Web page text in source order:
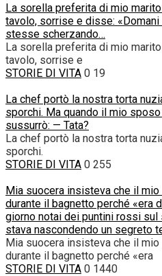
La sorella preferita di mio
tavolo, sorrise e disse:
stesse scherzando…
La sorella preferita di mio
tavolo, sorrise e
STORIE DI VITA 0 19
La chef portò la nostra torta
sporchi. Ma quando il mio
sussurrò: — Tata?
La chef portò la nostra torta
sporchi.
STORIE DI VITA 0 255
Mia suocera insisteva che il
durante il bagnetto perché «era
giorno notai dei puntini rossi
stava nascondendo un segreto
Mia suocera insisteva che il
durante il bagnetto perché «era
STORIE DI VITA 0 1440